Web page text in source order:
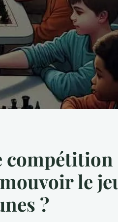
compétition
le
?